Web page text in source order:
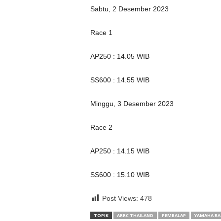
Sabtu, 2 Desember 2023
Race 1
AP250 : 14.05 WIB
SS600 : 14.55 WIB
Minggu, 3 Desember 2023
Race 2
AP250 : 14.15 WIB
SS600 : 15.10 WIB
Post Views: 478
TOPIK ARRC THAILAND PEMBALAP YAMAHA